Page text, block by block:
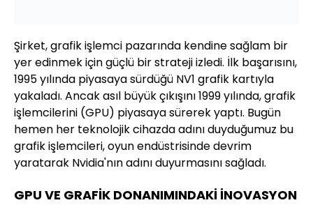
Şirket, grafik işlemci pazarında kendine sağlam bir
yer edinmek için güçlü bir strateji izledi. İlk başarısını,
1995 yılında piyasaya sürdüğü NV1 grafik kartıyla
yakaladı. Ancak asıl büyük çıkışını 1999 yılında, grafik
işlemcilerini (GPU) piyasaya sürerek yaptı. Bugün
hemen her teknolojik cihazda adını duyduğumuz bu
grafik işlemcileri, oyun endüstrisinde devrim
yaratarak Nvidia'nın adını duyurmasını sağladı.
GPU VE GRAFİK DONANIMINDAKİ İNOVASYON